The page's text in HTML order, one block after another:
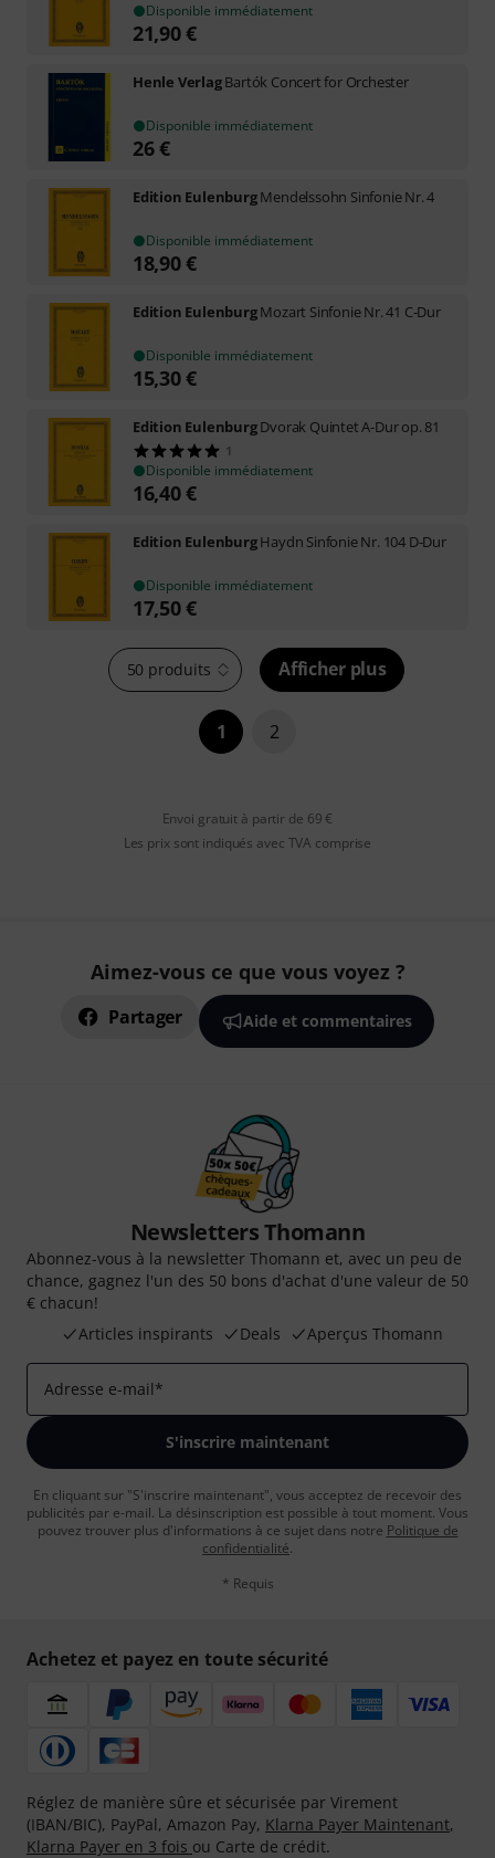
Disponible immédiatement
21,90€
Henle VerlagBartók Concert for Orchester
Disponible immédiatement
26€
Edition EulenburgMendelssohn Sinfonie Nr. 4
Disponible immédiatement
18,90€
Edition EulenburgMozart Sinfonie Nr. 41 C-Dur
Disponible immédiatement
15,30€
Edition EulenburgDvorak Quintet A-Dur op. 81
1
Disponible immédiatement
16,40€
Edition EulenburgHaydn Sinfonie Nr. 104 D-Dur
Disponible immédiatement
17,50€
50 produits Afficher plus
1 2
Envoi gratuit à partir de 69 €
Les prix sont indiqués avec TVA comprise
Aimez-vous ce que vous voyez ?
Partager Aide et commentaires
Newsletters Thomann
Abonnez-vous à la newsletter Thomann et, avec un peu de
chance, gagnez l'un des 50 bons d'achat d'une valeur de 50
€ chacun!
Articles inspirants
Deals Aperçus Thomann
Adresse e-mail*
S'inscrire maintenant
En cliquant sur "S'inscrire maintenant", vous acceptez de recevoir des
publicités par e-mail. La désinscription est possible à tout moment. Vous
pouvez trouver plus d'informations à ce sujet dans notre Politique de
confidentialité.
* Requis
Achetez et payez en toute sécurité
Réglez de manière sûre et sécurisée par Virement
(IBAN/BIC), PayPal, Amazon Pay, Klarna Payer Maintenant,
Klarna Payer en 3 fois ou Carte de crédit.